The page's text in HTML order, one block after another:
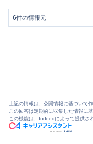
6件の情報元
上記の情報は、公開情報に基づいて
この回答は定期的に収集した情報に
この機能は、Indeedによって提供さ